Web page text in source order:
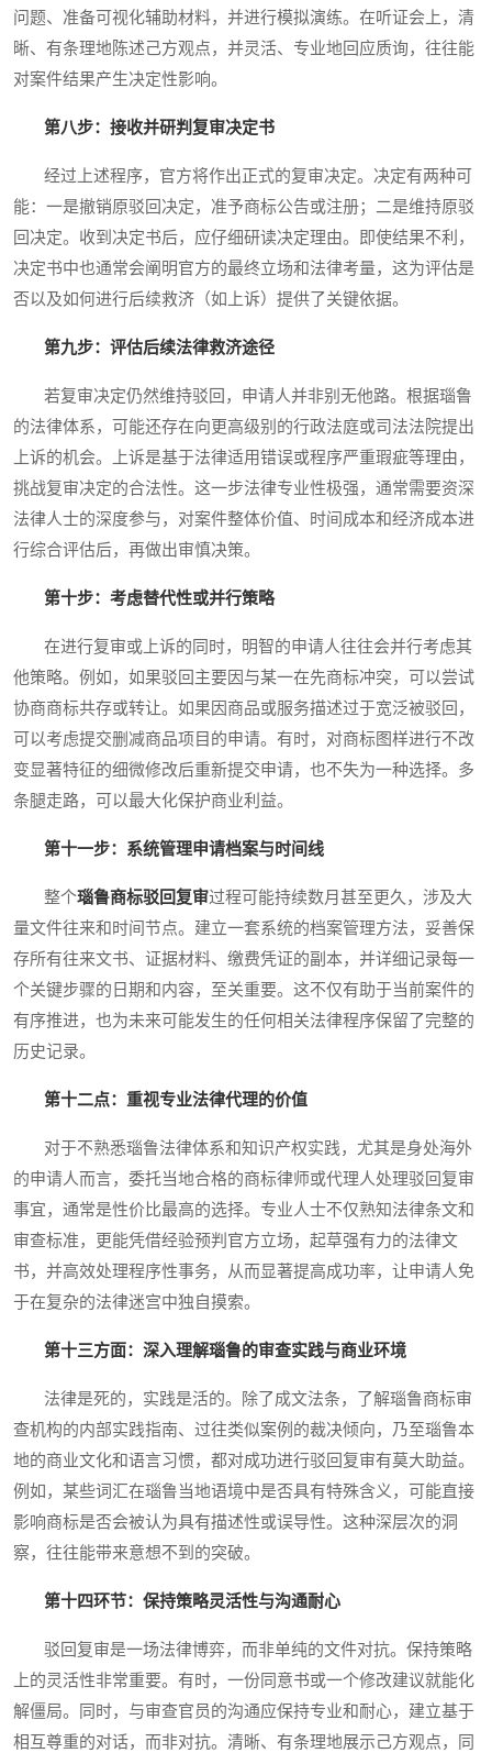
问题、准备可视化辅助材料，并进行模拟演练。在听证会上，清
晰、有条理地陈述己方观点，并灵活、专业地回应质询，往往能
对案件结果产生决定性影响。
第八步：接收并研判复审决定书
经过上述程序，官方将作出正式的复审决定。决定有两种可
能：一是撤销原驳回决定，准予商标公告或注册；二是维持原驳
回决定。收到决定书后，应仔细研读决定理由。即使结果不利，
决定书中也通常会阐明官方的最终立场和法律考量，这为评估是
否以及如何进行后续救济（如上诉）提供了关键依据。
第九步：评估后续法律救济途径
若复审决定仍然维持驳回，申请人并非别无他路。根据瑙鲁
的法律体系，可能还存在向更高级别的行政法庭或司法法院提出
上诉的机会。上诉是基于法律适用错误或程序严重瑕疵等理由，
挑战复审决定的合法性。这一步法律专业性极强，通常需要资深
法律人士的深度参与，对案件整体价值、时间成本和经济成本进
行综合评估后，再做出审慎决策。
第十步：考虑替代性或并行策略
在进行复审或上诉的同时，明智的申请人往往会并行考虑其
他策略。例如，如果驳回主要因与某一在先商标冲突，可以尝试
协商商标共存或转让。如果因商品或服务描述过于宽泛被驳回，
可以考虑提交删减商品项目的申请。有时，对商标图样进行不改
变显著特征的细微修改后重新提交申请，也不失为一种选择。多
条腿走路，可以最大化保护商业利益。
第十一步：系统管理申请档案与时间线
整个瑙鲁商标驳回复审过程可能持续数月甚至更久，涉及大
量文件往来和时间节点。建立一套系统的档案管理方法，妥善保
存所有往来文书、证据材料、缴费凭证的副本，并详细记录每一
个关键步骤的日期和内容，至关重要。这不仅有助于当前案件的
有序推进，也为未来可能发生的任何相关法律程序保留了完整的
历史记录。
第十二点：重视专业法律代理的价值
对于不熟悉瑙鲁法律体系和知识产权实践，尤其是身处海外
的申请人而言，委托当地合格的商标律师或代理人处理驳回复审
事宜，通常是性价比最高的选择。专业人士不仅熟知法律条文和
审查标准，更能凭借经验预判官方立场，起草强有力的法律文
书，并高效处理程序性事务，从而显著提高成功率，让申请人免
于在复杂的法律迷宫中独自摸索。
第十三方面：深入理解瑙鲁的审查实践与商业环境
法律是死的，实践是活的。除了成文法条，了解瑙鲁商标审
查机构的内部实践指南、过往类似案例的裁决倾向，乃至瑙鲁本
地的商业文化和语言习惯，都对成功进行驳回复审有莫大助益。
例如，某些词汇在瑙鲁当地语境中是否具有特殊含义，可能直接
影响商标是否会被认为具有描述性或误导性。这种深层次的洞
察，往往能带来意想不到的突破。
第十四环节：保持策略灵活性与沟通耐心
驳回复审是一场法律博弈，而非单纯的文件对抗。保持策略
上的灵活性非常重要。有时，一份同意书或一个修改建议就能化
解僵局。同时，与审查官员的沟通应保持专业和耐心，建立基于
相互尊重的对话，而非对抗。清晰、有条理地展示己方观点，同